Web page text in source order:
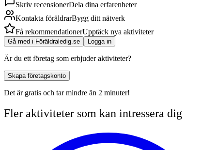
Skriv recensionerDela dina erfarenheter
Kontakta föräldrarBygg ditt nätverk
Få rekommendationerUpptäck nya aktiviteter
Gå med i Föräldraledig.se Logga in
Är du ett företag som erbjuder aktiviteter?
Skapa företagskonto
Det är gratis och tar mindre än 2 minuter!
Fler aktiviteter som kan intressera dig